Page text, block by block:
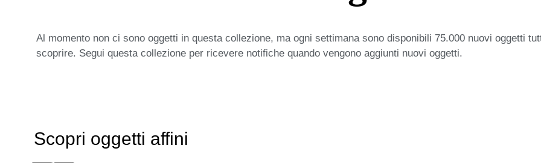
Al momento non ci sono oggetti in questa collezione, ma ogni settimana sono disponibili 75.000 nuovi oggetti
scoprire. Segui questa collezione per ricevere notifiche quando vengono aggiunti nuovi oggetti.
Scopri oggetti affini